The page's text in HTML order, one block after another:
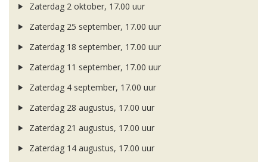
Zaterdag 2 oktober, 17.00 uur
Zaterdag 25 september, 17.00 uur
Zaterdag 18 september, 17.00 uur
Zaterdag 11 september, 17.00 uur
Zaterdag 4 september, 17.00 uur
Zaterdag 28 augustus, 17.00 uur
Zaterdag 21 augustus, 17.00 uur
Zaterdag 14 augustus, 17.00 uur